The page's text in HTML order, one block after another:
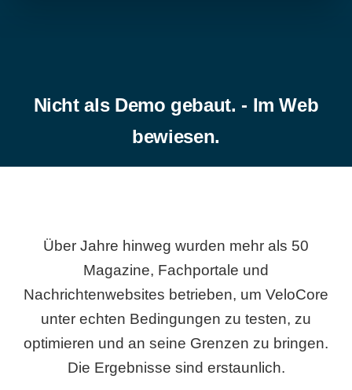
Nicht als Demo gebaut. - Im Web
bewiesen.
Über Jahre hinweg wurden mehr als 50
Magazine, Fachportale und
Nachrichtenwebsites betrieben, um VeloCore
unter echten Bedingungen zu testen, zu
optimieren und an seine Grenzen zu bringen.
Die Ergebnisse sind erstaunlich.